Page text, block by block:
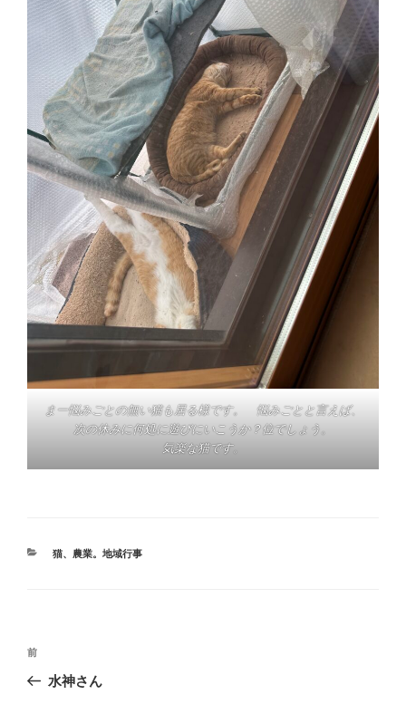
まー悩みごとの無い猫も居る様です。 悩みごとと言えば、
次の休みに何処に遊びにいこうか？位でしょう。
気楽な猫です。
カ
猫、 農業。地域行事
投
ナ
前
の
前
水神さん